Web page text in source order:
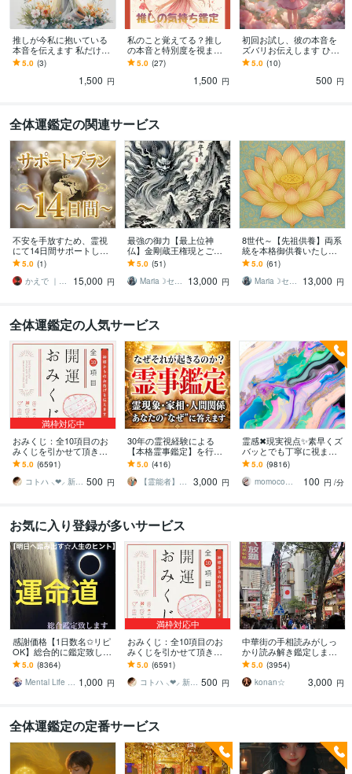
推しが今私に抱いている
本音を伝えます 私だけに
向けられた本音に、心が
ほどけていく
5.0 (3)
1,500 円
私のこと覚えてる？推し
の本音と特別度を視ます
「もしかして覚えられて
る？」推しの本音を読み
5.0 (27)
1,500 円
初回お試し、彼の本音を
ズバリお伝えします ひと
りで悩む夜に、彼の本音
という答えをお伝えしま
5.0 (10)
500 円
全体運鑑定の関連サービス
不安を手放すため、霊視
にて14日間サポートしま
す 恋愛・人間関係・親
子・能力開花の鑑定後の
寄り添いサポート
5.0 (1)
かえで ｜魂と石霊と神霊を結ぶ霊契師
15,000 円
最強の御力【最上位神
仏】金剛蔵王権現とご縁
結びます 過去・現在・未
来を同時に護る唯一の三
世加護 【期間限定解
5.0 (51)
Maria☽セレスティアルマスター
13,000 円
8世代～【先祖供養】両系
統を本格御供養いたしま
す 三十七尊曼荼羅供養｜
カルマ解消・大開運・水
子供養・霊的再生
5.0 (61)
Maria☽セレスティアルマスター
13,000 円
全体運鑑定の人気サービス
満枠対応中
おみくじ：全10項目のお
みくじを引かせて頂きま
す ㊙あなた様がこの先ど
う進むかの道しるべにな
さってください！
5.0 (6591)
コトハ ⸜❤︎⸝ 新サービス提供開始✨️ 500 円
30年の霊視経験による
【本格霊事鑑定】を行い
ます 霊現象・家相・家
系・先祖・土地・人間関
係・悪縁・因縁・厄払い
5.0 (416)
【霊能者】天晴
3,000 円
霊感✖現実視点✨素早くズ
バッとでも丁寧に視ます
❣️プロ鑑定師の総合鑑定⭐
お気軽に✨魂をやわらかく
かろやかに
5.0 (9816)
momocoママ
100 円 /分
お気に入り登録が多いサービス
感謝価格【1日数名✩リピ
OK】総合的に鑑定致しま
す ✞後悔させません【未
来を良くする✩人生のヒン
ト】アドバイス付
5.0 (8364)
Mental Life Design 1,000 円
満枠対応中
おみくじ：全10項目のお
みくじを引かせて頂きま
す ㊙あなた様がこの先ど
う進むかの道しるべにな
さってください！
5.0 (6591)
コトハ ⸜❤︎⸝ 新サービス提供開始✨️ 500 円
中華街の手相読みがしっ
かり読み解き鑑定します
☆今後10年ほどの流れか
ら、良い時期、悪い時期
もお伝えします
5.0 (3954)
konan☆
3,000 円
全体運鑑定の定番サービス